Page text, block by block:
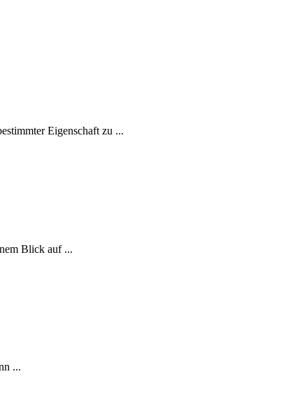
Eigenschaft zu ...
Blick auf ...
...